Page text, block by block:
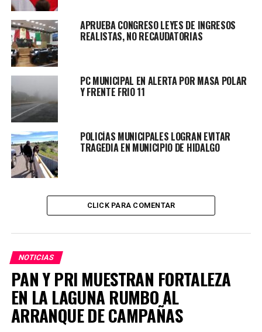
APRUEBA CONGRESO LEYES DE INGRESOS
REALISTAS, NO RECAUDATORIAS
PC MUNICIPAL EN ALERTA POR MASA POLAR
Y FRENTE FRIO 11
POLICÍAS MUNICIPALES LOGRAN EVITAR
TRAGEDIA EN MUNICIPIO DE HIDALGO
CLICK PARA COMENTAR
NOTICIAS
PAN Y PRI MUESTRAN FORTALEZA
EN LA LAGUNA RUMBO AL
ARRANQUE DE CAMPAÑAS